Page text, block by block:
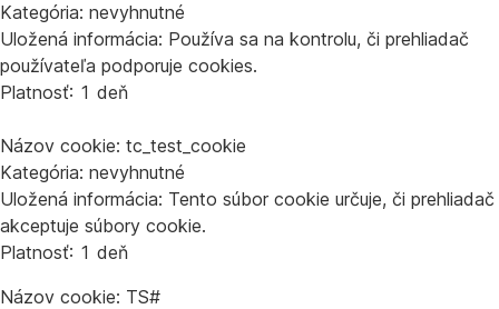
Kategória: nevyhnutné
Uložená informácia: Používa sa na kontrolu, či prehliadač
používateľa podporuje cookies.
Platnosť: 1 deň
Názov cookie: tc_test_cookie
Kategória: nevyhnutné
Uložená informácia: Tento súbor cookie určuje, či prehliadač
akceptuje súbory cookie.
Platnosť: 1 deň
Názov cookie: TS#